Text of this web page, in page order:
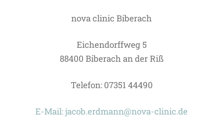
nova clinic Biberach
Eichendorffweg 5
88400 Biberach an der Riß
Telefon: 07351 44490
E-Mail: jacob.erdmann@nova-clinic.de